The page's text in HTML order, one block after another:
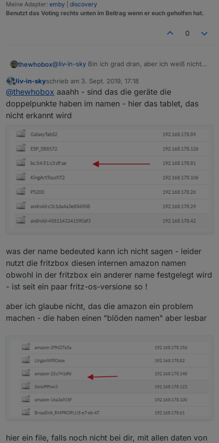
    let bh = b.hostname.toLowerCase();
    if(ah < bh)
        return 0;
Damit landen alle mit Hostname = undefined am
unteren Ende der Liste.
Meine Adapter: emby
discovery
Benutzt das Voting rechts unten im Beitrag wenn er euch geholfen hat.
0
thewhobox@liv-in-sky Bin ich grad dran, aber ich weiß nicht
Also { hostname: "Amazon-xyz", xyz: "Hier der
WLAN name", ip: "192.168.0.41", mac: "ab:ce:xx:yy"
}
Wofür steht xyz?
Das ist ja auch ausschlaggeben für die Geräte die
Offline
liv-in-skyschrieb am 3. Sept. 2019, 17:18
zuletzt editiert von
@thewhobox aaahh - sind das die geräte die
doppelpunkte haben im namen - hier das tablet, das
nicht erkannt wird
was der name bedeuted kann ich nicht sagen - leider
nutzt die fritzbox diesen internen amazon namen
obwohl in der fritzbox ein anderer name festgelegt wird
- ist seit ein paar fritz-os-versione so !
aber ich glaube nicht, das die amazon ein problem
machen - die haben einen "blöden namen" aber lesbar
hier ein file, falls noch nicht bei dir, mit allen daten von